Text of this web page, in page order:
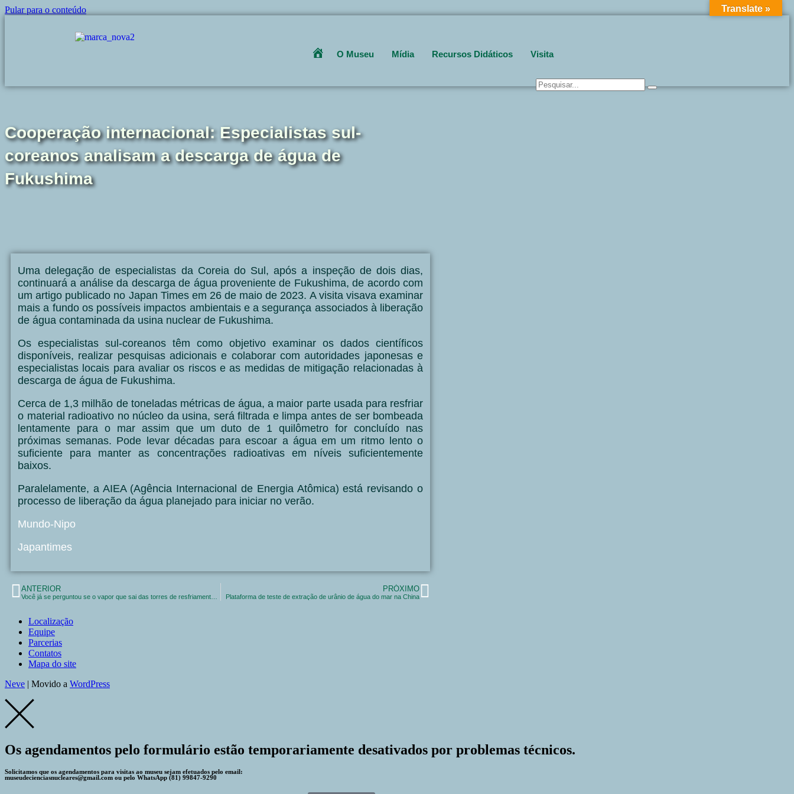
Pular para o conteúdo
Home O Museu Mídia Recursos Didáticos Visita
Cooperação internacional: Especialistas sul-
coreanos analisam a descarga de água de
Fukushima
Uma delegação de especialistas da Coreia do Sul,após a inspeção de dois dias,
continuará a análise da descarga de água proveniente de Fukushima, de acordo com
um artigo publicado no Japan Times em 26 de maio de 2023. A visita visava examinar
mais a fundo os possíveis impactos ambientais e a segurança associados à liberação
de água contaminada da usina nuclear de Fukushima.
Os especialistas sul-coreanos têm como objetivo examinar os dados científicos
disponíveis, realizar pesquisas adicionais e colaborar com autoridades japonesas e
especialistas locais para avaliar os riscos e as medidas de mitigação relacionadas à
descarga de água de Fukushima.
Cerca de 1,3 milhão de toneladas métricas de água, a maior parte usada para resfriar
o material radioativo no núcleo da usina, será filtrada e limpa antes de ser bombeada
lentamente para o mar assim que um duto de 1 quilômetro for concluído nas
próximas semanas. Pode levar décadas para escoar a água em um ritmo lento o
suficiente para manter as concentrações radioativas em níveis suficientemente
baixos.
Paralelamente, a AIEA (Agência Internacional de Energia Atômica) está revisando o
processo de liberação da água planejado para iniciar no verão.
Mundo-Nipo
Japantimes
ANTERIOR PRÓXIMO
Plataforma de teste de extração de urânio de água do mar na China
Localização
Equipe
Parcerias
Contatos
Mapa do site
Neve | Movido a WordPress
Translate »
Got it!
Os agendamentos pelo formulário estão temporariamente desativados por problemas técnicos.
Solicitamos que os agendamentos para visitas ao museu sejam efetuados pelo email:
museudecienciasnucleares@gmail.com ou pelo WhatsApp (81) 99847-9290